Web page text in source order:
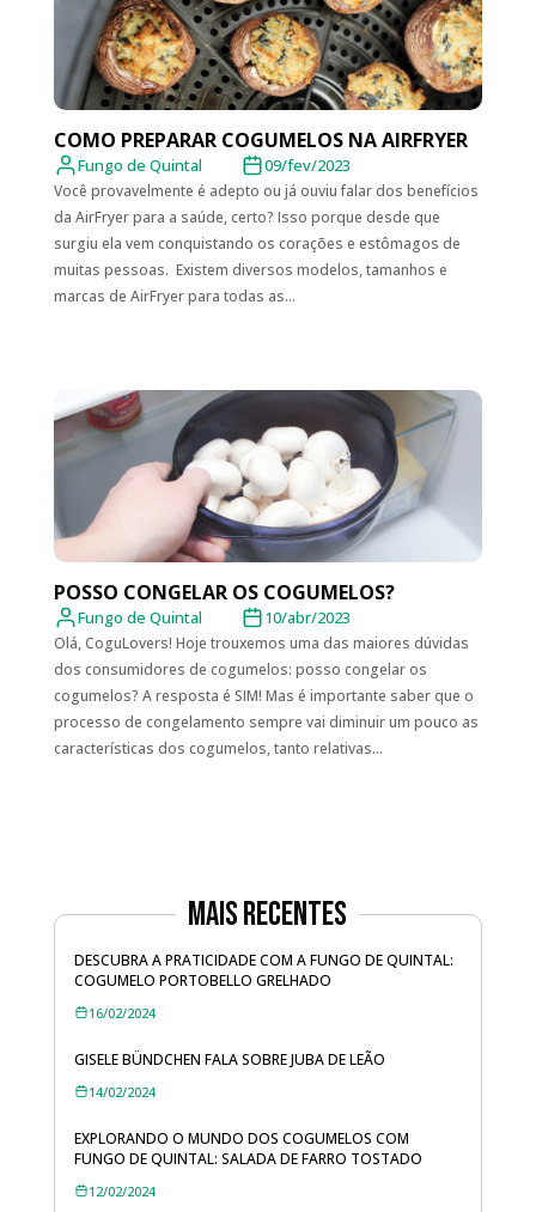
COMO PREPARAR COGUMELOS NA AIRFRYER
Fungo de Quintal 09/fev/2023
Você provavelmente é adepto ou já ouviu falar dos benefícios
da AirFryer para a saúde, certo? Isso porque desde que
surgiu ela vem conquistando os corações e estômagos de
muitas pessoas. Existem diversos modelos, tamanhos e
marcas de AirFryer para todas as...
POSSO CONGELAR OS COGUMELOS?
Fungo de Quintal 10/abr/2023
Olá, CoguLovers! Hoje trouxemos uma das maiores dúvidas
dos consumidores de cogumelos: posso congelar os
cogumelos? A resposta é SIM! Mas é importante saber que o
processo de congelamento sempre vai diminuir um pouco as
características dos cogumelos, tanto relativas...
Mais Recentes
DESCUBRA A PRATICIDADE COM A FUNGO DE QUINTAL:
COGUMELO PORTOBELLO GRELHADO
16/02/2024
GISELE BÜNDCHEN FALA SOBRE JUBA DE LEÃO
14/02/2024
EXPLORANDO O MUNDO DOS COGUMELOS COM
FUNGO DE QUINTAL: SALADA DE FARRO TOSTADO
12/02/2024